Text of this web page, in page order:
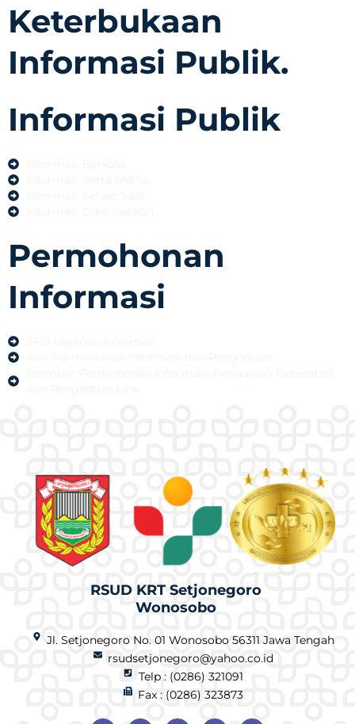
Keterbukaan
Informasi Publik.
Informasi Publik
Permohonan
Informasi
RSUD KRT Setjonegoro
Wonosobo
Jl. Setjonegoro No. 01 Wonosobo 56311 Jawa Tengah
rsudsetjonegoro@yahoo.co.id
Telp : (0286) 321091
Fax : (0286) 323873